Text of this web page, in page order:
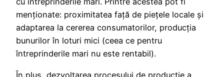
menţionate: proximitatea faţă de pieţele locale şi
adaptarea la cererea consumatorilor, producţia
bunurilor în loturi mici (ceea ce pentru
întreprinderile mari nu este rentabil).
În plus, dezvoltarea procesului de producţie a